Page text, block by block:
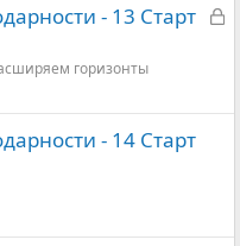
З
ы
- 13 Старт
горизонты
- 14 Старт